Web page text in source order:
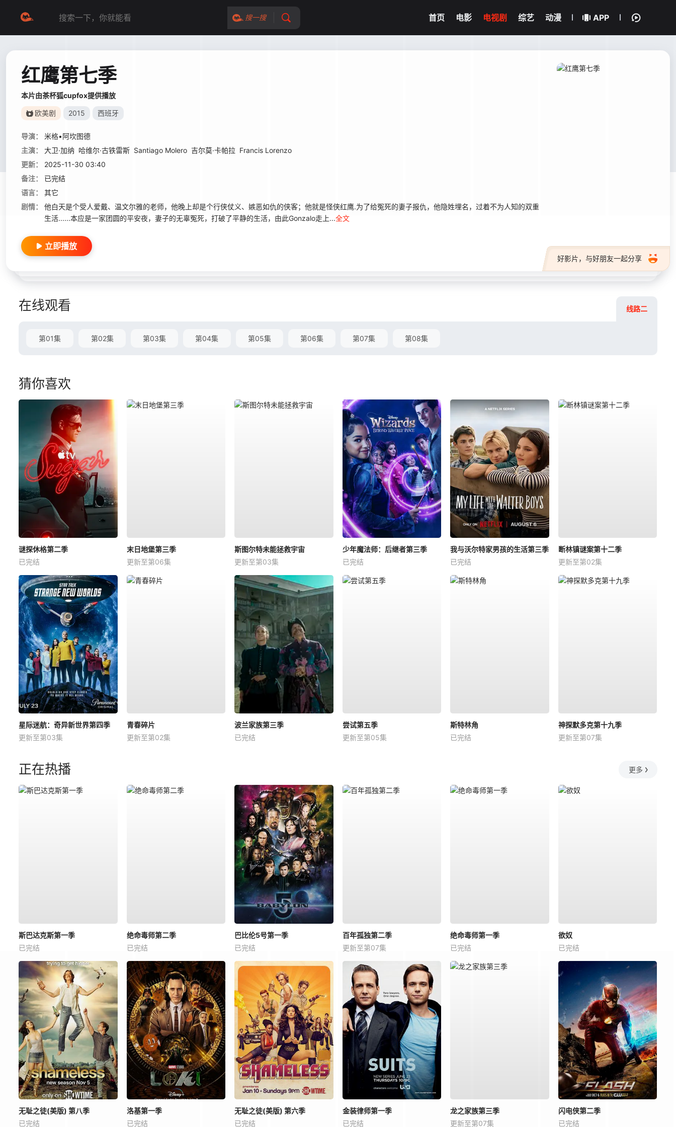
搜一搜 首页 电影 电视剧 综艺 动漫 APP
红鹰第七季
本片由茶杯狐cupfox提供播放
欧美剧 2015 西班牙
导演：
米格•阿坎图德
主演：
大卫·加纳 哈维尔·古铁雷斯 Santiago Molero 吉尔莫·卡帕拉 Francis Lorenzo
更新：
2025-11-30 03:40
备注：
已完结
语言：
其它
剧情：
他白天是个受人爱戴、温文尔雅的老师，他晚上却是个行侠仗义、嫉恶如仇的侠客；他就是怪侠红鹰.为了给冤死的妻子报仇，他隐姓埋名，过着不为人知的双重
生活......本应是一家团圆的平安夜，妻子的无辜冤死，打破了平静的生活，由此Gonzalo走上...全文
好影片，与好朋友一起分享
立即播放
在线观看 线路二
第01集 第02集 第03集 第04集 第05集 第06集 第07集 第08集
猜你喜欢
谜探休格第二季
已完结
末日地堡第三季
更新至第06集
斯图尔特未能拯救宇宙
更新至第03集
少年魔法师：后继者第三季
已完结
我与沃尔特家男孩的生活第三季
已完结
断林镇谜案第十二季
更新至第02集
星际迷航：奇异新世界第四季
更新至第03集
青春碎片
更新至第02集
波兰家族第三季
已完结
尝试第五季
更新至第05集
斯特林角
已完结
神探默多克第十九季
更新至第07集
正在热播 更多
斯巴达克斯第一季
已完结
绝命毒师第二季
已完结
巴比伦5号第一季
已完结
百年孤独第二季
更新至第07集
绝命毒师第一季
已完结
欲奴
已完结
无耻之徒(美版) 第八季
已完结
洛基第一季
已完结
无耻之徒(美版) 第六季
已完结
金装律师第一季
已完结
龙之家族第三季
更新至第07集
闪电侠第二季
已完结